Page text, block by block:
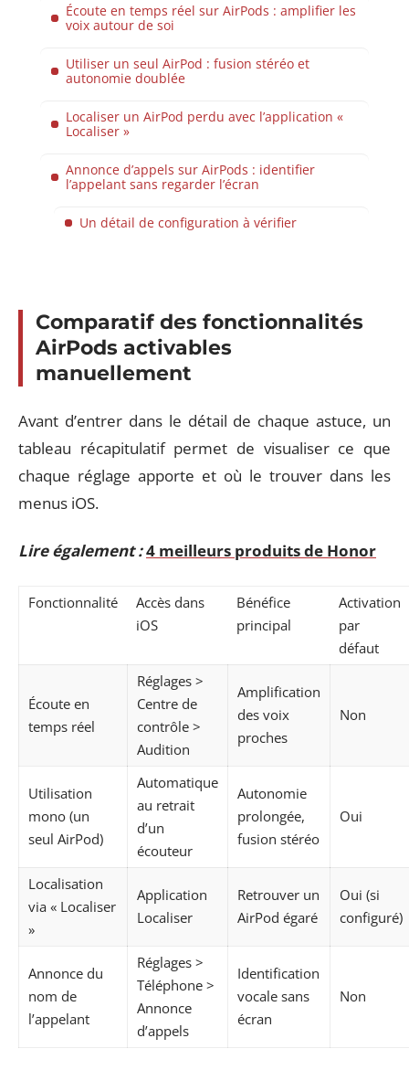
Écoute en temps réel sur AirPods : amplifier les
voix autour de soi
Utiliser un seul AirPod : fusion stéréo et
autonomie doublée
Localiser un AirPod perdu avec l’application «
Localiser »
Annonce d’appels sur AirPods : identifier
l’appelant sans regarder l’écran
Un détail de configuration à vérifier
Comparatif des fonctionnalités
AirPods activables
manuellement
Avant d’entrer dans le détail de chaque astuce, un
tableau récapitulatif permet de visualiser ce que
chaque réglage apporte et où le trouver dans les
menus iOS.
Lire également :4 meilleurs produits de Honor
Fonctionnalité
Accès dans
iOS
Bénéfice
principal
Activation
par
défaut
Écoute en
temps réel
Réglages >
Centre de
contrôle >
Audition
Amplification
des voix
proches
Non
Utilisation
mono (un
seul AirPod)
Automatique
au retrait
d’un
écouteur
Autonomie
prolongée,
fusion stéréo
Oui
Localisation
via « Localiser
»
Application
Localiser
Retrouver un
AirPod égaré
Oui (si
configuré)
Annonce du
nom de
l’appelant
Réglages >
Téléphone >
Annonce
d’appels
Identification
vocale sans
écran
Non